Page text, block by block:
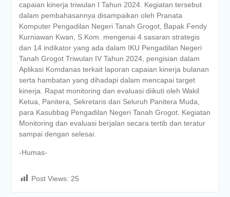
capaian kinerja triwulan I Tahun 2024. Kegiatan tersebut
dalam pembahasannya disampaikan oleh Pranata
Komputer Pengadilan Negeri Tanah Grogot, Bapak Fendy
Kurniawan Kwan, S.Kom. mengenai 4 sasaran strategis
dan 14 indikator yang ada dalam IKU Pengadilan Negeri
Tanah Grogot Triwulan IV Tahun 2024, pengisian dalam
Aplikasi Komdanas terkait laporan capaian kinerja bulanan
serta hambatan yang dihadapi dalam mencapai target
kinerja. Rapat monitoring dan evaluasi diikuti oleh Wakil
Ketua, Panitera, Sekretaris dan Seluruh Panitera Muda,
para Kasubbag Pengadilan Negeri Tanah Grogot. Kegiatan
Monitoring dan evaluasi berjalan secara tertib dan teratur
sampai dengan selesai.
-Humas-
Post Views: 25